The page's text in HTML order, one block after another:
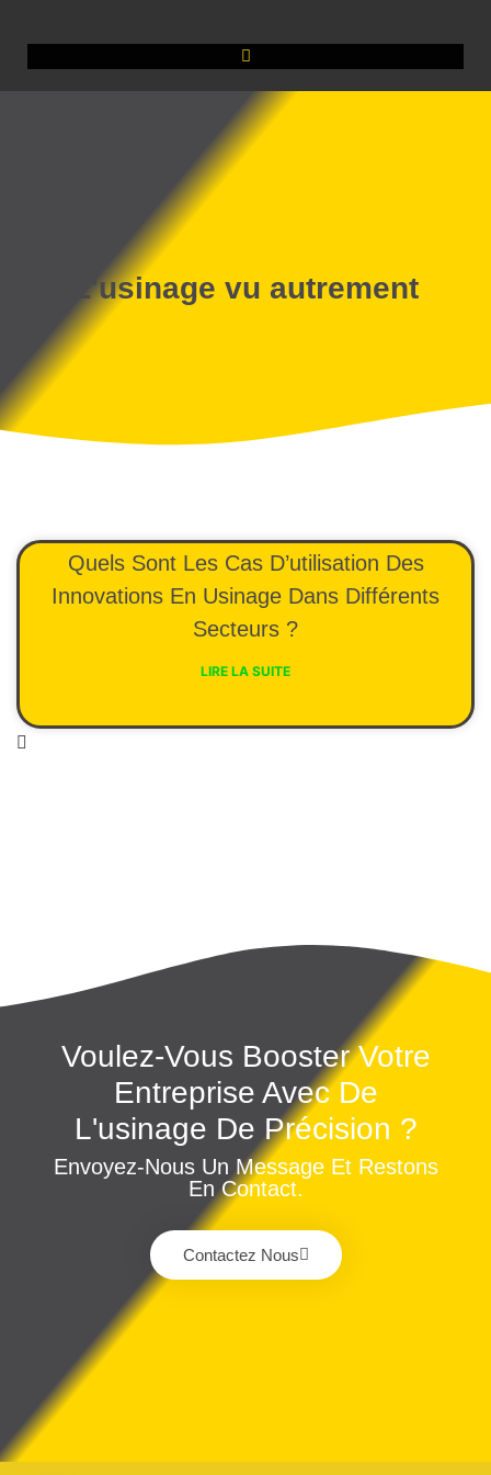
L'usinage vu autrement
Quels Sont Les Cas D’utilisation Des
Innovations En Usinage Dans Différents
Secteurs ?
LIRE LA SUITE
Voulez-Vous Booster Votre
Entreprise Avec De
L'usinage De Précision ?
Envoyez-Nous Un Message Et Restons
En Contact.
Contactez Nous